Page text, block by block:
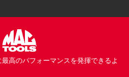
高のパフォーマンスを発揮できるよ